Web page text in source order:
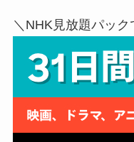
＼NHK見放題パッ